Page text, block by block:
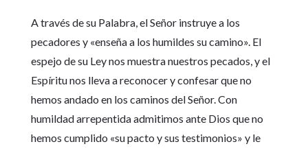
A través de su Palabra, el Señor instruye a los
pecadores y «enseña a los humildes su camino». El
espejo de su Ley nos muestra nuestros pecados, y el
Espíritu nos lleva a reconocer y confesar que no
hemos andado en los caminos del Señor. Con
humildad arrepentida admitimos ante Dios que no
hemos cumplido «su pacto y sus testimonios» y le